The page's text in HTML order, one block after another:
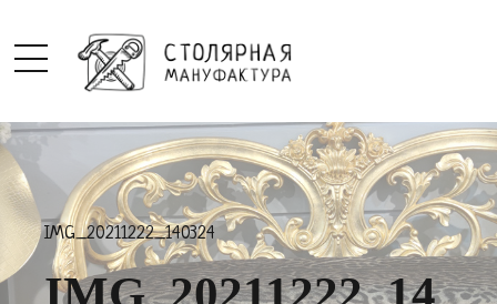
IMG_20211222_140324
IMG_20211222_14